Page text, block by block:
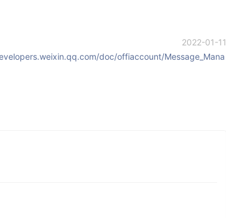
2022-01-11
doc/offiaccount/Message_Mana